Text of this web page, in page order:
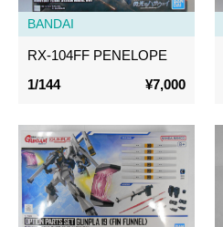
BANDAI
RX-104FF PENELOPE
1/144
¥7,000